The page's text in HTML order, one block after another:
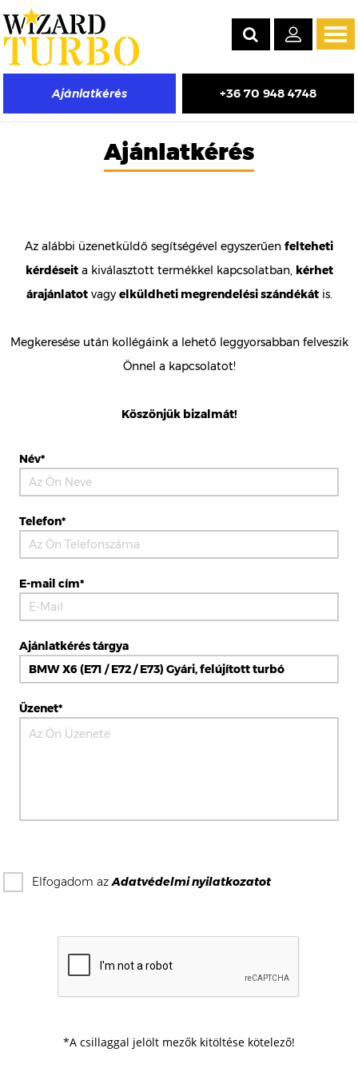
Ajánlatkérés +36 70 948 4748
Ajánlatkérés
Az alábbi üzenetküldő segítségével egyszerűen felteheti
kérdéseita kiválasztott termékkel kapcsolatban, kérhet
árajánlatotvagy elküldheti megrendelési szándékátis.
Megkeresése után kollégáink a lehető leggyorsabban felveszik
Önnel a kapcsolatot!
Köszönjük bizalmát!
Név*
Telefon*
E-mail cím*
Ajánlatkérés tárgya
Üzenet*
Elfogadom azAdatvédelmi nyilatkozatot
*A csillaggal jelölt mezők kitöltése kötelező!